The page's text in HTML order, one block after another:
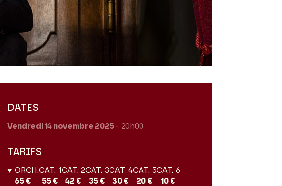
DATES
Vendredi 14 novembre 2025 - 20h00
TARIFS
♥ ORCH.
65 €
CAT. 1
55 €
CAT. 2
42 €
CAT. 3
35 €
CAT. 4
30 €
CAT. 5
20 €
CAT. 6
10 €